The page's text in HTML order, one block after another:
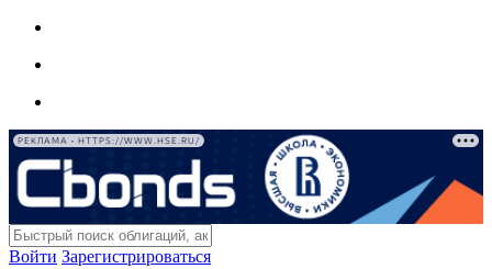
РЕКЛАМА • HTTPS://WWW.HSE.RU/
Войти Зарегистрироваться